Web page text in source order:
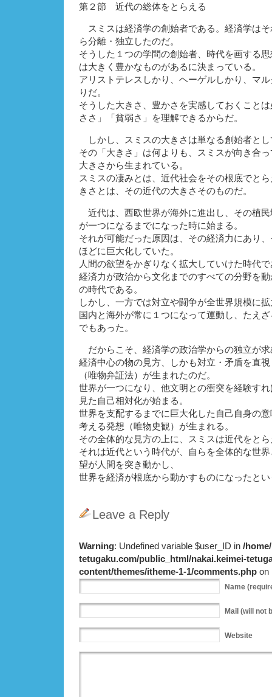
第２節 近代の総体をとらえる
スミスは経済学の創始者である。経済学は
ら分離・独立したのだ。
そうした１つの学問の創始者、時代を画する
は大きく豊かなものがあるに決まっている。
アリストテレスしかり、ヘーゲルしかり、マ
りだ。
そうした大きさ、豊かさを実感しておくこと
ささ」「貧弱さ」を理解できるからだ。
しかし、スミスの大きさは単なる創始者と
その「大きさ」は何よりも、スミスが向き合
大きさから生まれている。
スミスの凄みとは、近代社会をその根底でと
きさとは、その近代の大きさそのものだ。
近代は、西欧世界が海外に進出し、その植
が一つになるまでになった時に始まる。
それが可能だった原因は、その経済力にあり
ほどに巨大化していた。
人間の欲望をかぎりなく拡大していけた時代
経済力が政治から文化までのすべての分野を
の時代である。
しかし、一方では対立や闘争が全世界規模に
国内と海外が常に１つになって運動し、たえ
でもあった。
だからこそ、経済学の政治学からの独立が求
経済中心の物の見方、しかも対立・矛盾を直
（唯物弁証法）が生まれたのだ。
世界が一つになり、他文明との衝突を経験す
見た自己相対化が始まる。
世界を支配するまでに巨大化した自己自身の
考える発想（唯物史観）が生まれる。
その全体的な見方の上に、スミスは近代をと
それは近代という時代が、自らを全体的な世
望が人間を突き動かし、
世界を経済が根底から動かすものになったと
Leave a Reply
Warning: Undefined variable $user_ID in /
tetugaku.com/public_html/nakai.keimei-
content/themes/itheme-1-1/comments.php on
Name
Mail (will not
Website